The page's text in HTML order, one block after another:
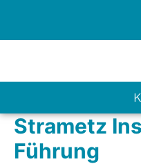
Strametz
Führung